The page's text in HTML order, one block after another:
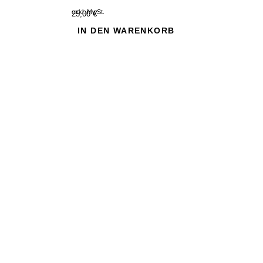
25,00 €
exkl. MwSt.
IN DEN WARENKORB